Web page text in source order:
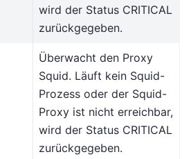
wird der Status CRITICAL
zurückgegeben.
Überwacht den Proxy
Squid. Läuft kein Squid-
Prozess oder der Squid-
Proxy ist nicht erreichbar,
wird der Status CRITICAL
zurückgegeben.